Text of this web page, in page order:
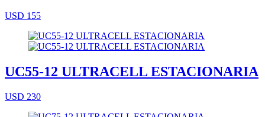
USD 155
UC55-12 ULTRACELL ESTACIONARIA
USD 230